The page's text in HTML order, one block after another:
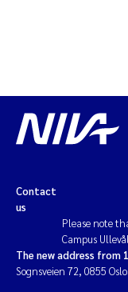
Contact
us
Please note
Campus
The new address from
Sognsveien 72, 0855 Oslo.